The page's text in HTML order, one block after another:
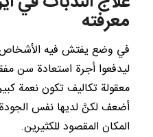
معرفته
في وضع يفتش فيه الأشخاص
ليدفعوا أجرة استعادة سن
معقولة تكاليف تكون نعمة
أضعف لكنَّ لديها نفس
المكان المقصود للكثيرين.